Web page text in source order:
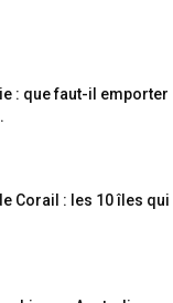
: que faut-il emporter
Corail : les 10 îles qui